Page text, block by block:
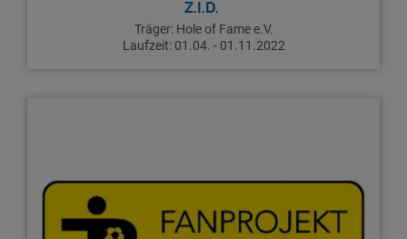
Z.I.D.
Träger: Hole of Fame e.V.
Laufzeit: 01.04. - 01.11.2022